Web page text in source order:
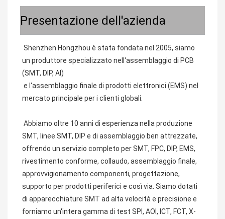
Presentazione dell'azienda
Shenzhen Hongzhou è stata fondata nel 2005, siamo
un produttore specializzato nell'assemblaggio di PCB
(SMT, DIP, AI)
mercato principale per i clienti globali.
SMT, linee SMT, DIP e di assemblaggio ben attrezzate,
offrendo un servizio completo per SMT, FPC, DIP, EMS,
rivestimento conforme, collaudo, assemblaggio finale,
approvvigionamento componenti, progettazione,
supporto per prodotti periferici e così via. Siamo dotati
di apparecchiature SMT ad alta velocità e precisione e
forniamo un'intera gamma di test SPI, AOI, ICT, FCT, X-